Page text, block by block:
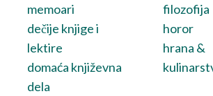
memoari
dečije knjige i
lektire
domaća književna
dela
filozofija
horor
hrana &